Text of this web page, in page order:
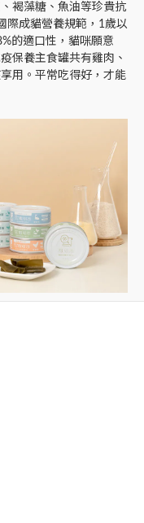
褐藻糖、魚油等珍貴抗
際成貓營養規範，1歲以
的適口性，貓咪願意
保養主食罐共有雞肉、
用。平常吃得好，才能